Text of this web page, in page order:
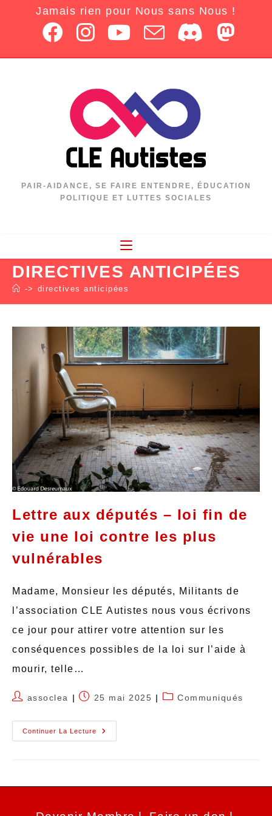
Jamais rien pour Nous sans Nous !
PAIR-AIDANCE, SE FAIRE ENTENDRE, ÉDUCATION
POLITIQUE ET LUTTES SOCIALES
DIRECTIVES ANTICIPÉES
-> directives anticipées
Lettre aux députés – loi fin de
vie une loi contre les plus
vulnérables
Madame, Monsieur les députés, Militants de
l’association CLE Autistes nous vous écrivons
ce jour pour attirer votre attention sur les
conséquences possibles de la loi sur l’aide à
mourir, telle…
assoclea 25 mai 2025 Communiqués
Continuer La Lecture